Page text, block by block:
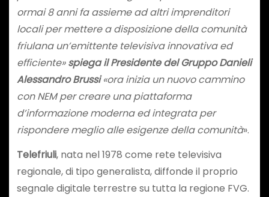
ormai 8 anni fa assieme ad altri imprenditori
locali per mettere a disposizione della comunità
friulana un’emittente televisiva innovativa ed
efficiente»spiega il Presidente del Gruppo Danieli
Alessandro Brussi«ora inizia un nuovo cammino
con NEM per creare una piattaforma
d’informazione moderna ed integrata per
rispondere meglio alle esigenze della comunità».
Telefriuli, nata nel 1978 come rete televisiva
regionale, di tipo generalista, diffonde il proprio
segnale digitale terrestre su tutta la regione FVG.